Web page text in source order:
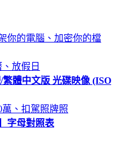
你的電腦、加密你的檔
放假日
體中文版 光碟映像 (ISO
、扣駕照牌照
字母對照表